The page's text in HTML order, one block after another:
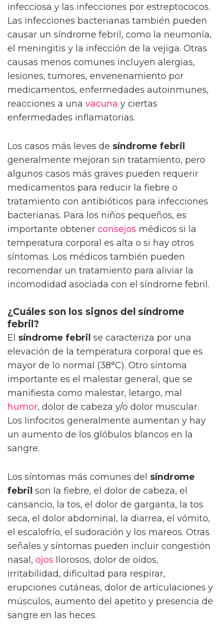
infecciosa y las infecciones por estreptococos.
Las infecciones bacterianas también pueden
causar un síndrome febril, como la neumonía,
el meningitis y la infección de la vejiga. Otras
causas menos comunes incluyen alergias,
lesiones, tumores, envenenamiento por
medicamentos, enfermedades autoinmunes,
reacciones a una vacuna y ciertas
enfermedades inflamatorias.
Los casos más leves de síndrome febril
generalmente mejoran sin tratamiento, pero
algunos casos más graves pueden requerir
medicamentos para reducir la fiebre o
tratamiento con antibióticos para infecciones
bacterianas. Para los niños pequeños, es
importante obtener consejos médicos si la
temperatura corporal es alta o si hay otros
síntomas. Los médicos también pueden
recomendar un tratamiento para aliviar la
incomodidad asociada con el síndrome febril.
¿Cuáles son los signos del síndrome
febril?
El síndrome febril se caracteriza por una
elevación de la temperatura corporal que es
mayor de lo normal (38°C). Otro síntoma
importante es el malestar general, que se
manifiesta como malestar, letargo, mal
humor, dolor de cabeza y/o dolor muscular.
Los linfocitos generalmente aumentan y hay
un aumento de los glóbulos blancos en la
sangre.
Los síntomas más comunes del síndrome
febril son la fiebre, el dolor de cabeza, el
cansancio, la tos, el dolor de garganta, la tos
seca, el dolor abdominal, la diarrea, el vómito,
el escalofrío, el sudoración y los mareos. Otras
señales y síntomas pueden incluir congestión
nasal, ojos llorosos, dolor de oídos,
irritabilidad, dificultad para respirar,
erupciones cutáneas, dolor de articulaciones y
músculos, aumento del apetito y presencia de
sangre en las heces.